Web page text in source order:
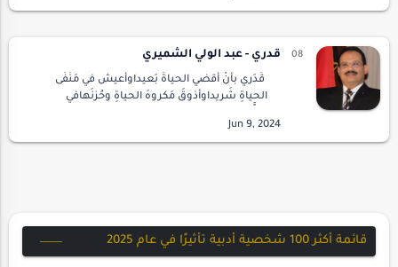
قدري - عبد الولي الشميري
قَدَري بأنْ أَقضي الحياةَ بَعيداوأعيشَ في مَنْفَى
الحياةِ شَريداوأذوقَ مَكروهَ الحياةِ وحُزنَهافي
الوِصال، مُعَذَّبَ الــقلبِ …
قائمة أكثر 100 شخصية أدبية تأثيرًا في عام 2025